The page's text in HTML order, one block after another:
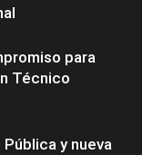
para
Técnico
y nueva